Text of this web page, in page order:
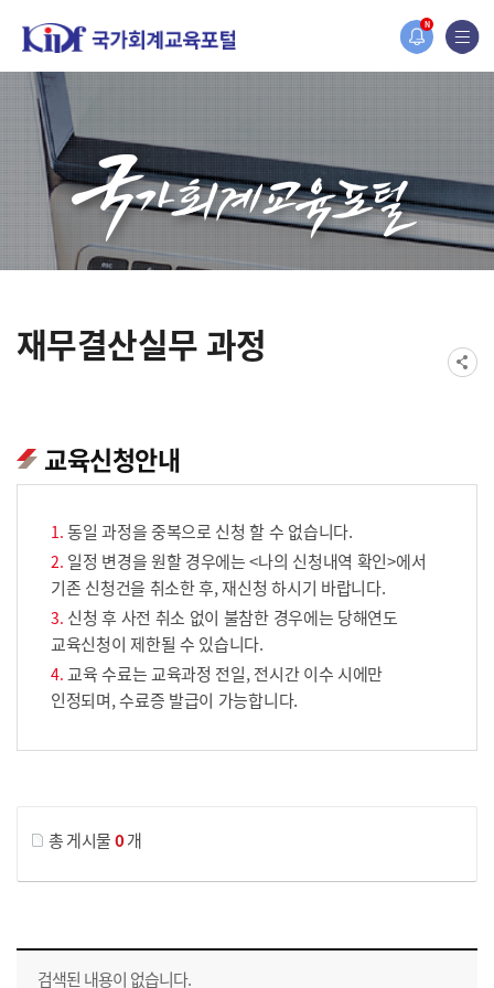
N
홈페이지가 새롭게 개편되었습니다.
한국조세재정연구원홈페이지가 새롭게 개설되었습니다.
재무결산실무 과정
교육신청안내
동일 과정을 중복으로 신청 할 수 없습니다.
일정 변경을 원할 경우에는 <나의 신청내역 확인>에서
기존 신청건을 취소한 후, 재신청 하시기 바랍니다.
신청 후 사전 취소 없이 불참한 경우에는 당해연도
교육신청이 제한될 수 있습니다.
교육 수료는 교육과정 전일, 전시간 이수 시에만
인정되며, 수료증 발급이 가능합니다.
총 게시물0개
교육신청 목록을 나타낸 표로 회차, 지역, 접수기간, 교육기간, 교육장소, 신청인원/모집인원, 상태로 나뉘어 설명합니다.
검색된 내용이 없습니다.